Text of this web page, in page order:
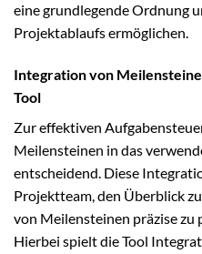
eine grundlegende Ordnung
Projektablaufs ermöglichen.
Integration von
Tool
Zur effektiven
Meilensteinen in das
entscheidend. Diese
Projektteam, den Überblick
von Meilensteinen präzise zu
Hierbei spielt die Tool